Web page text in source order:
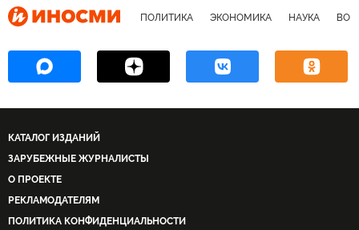
ПОЛИТИКА ЭКОНОМИКА НАУКА
КАТАЛОГ ИЗДАНИЙ
ЗАРУБЕЖНЫЕ ЖУРНАЛИСТЫ
О ПРОЕКТЕ
РЕКЛАМОДАТЕЛЯМ
ПОЛИТИКА КОНФИДЕНЦИАЛЬНОСТИ